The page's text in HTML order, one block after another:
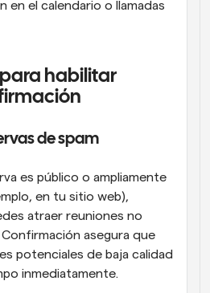
en el calendario o llamadas
para habilitar
de spam
es público o ampliamente
en tu sitio web),
atraer reuniones no
asegura que
potenciales de baja calidad
inmediatamente.